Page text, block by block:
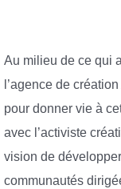
Au milieu de ce qui
l’agence de
pour donner vie à
avec l’activiste
vision de
communautés